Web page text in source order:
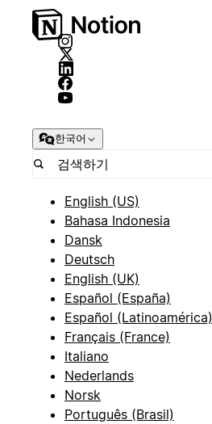
한국어
English (US)
Bahasa Indonesia
Dansk
Deutsch
English (UK)
Español (España)
Español (Latinoamérica)
Français (France)
Italiano
Nederlands
Norsk
Português (Brasil)